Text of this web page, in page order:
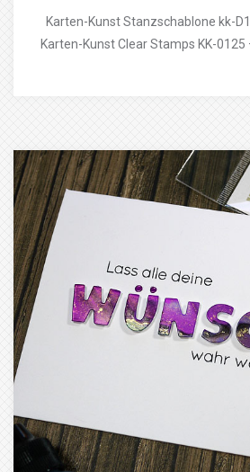
Karten-Kunst Stanzschablone kk-
Karten-Kunst Clear Stamps KK-